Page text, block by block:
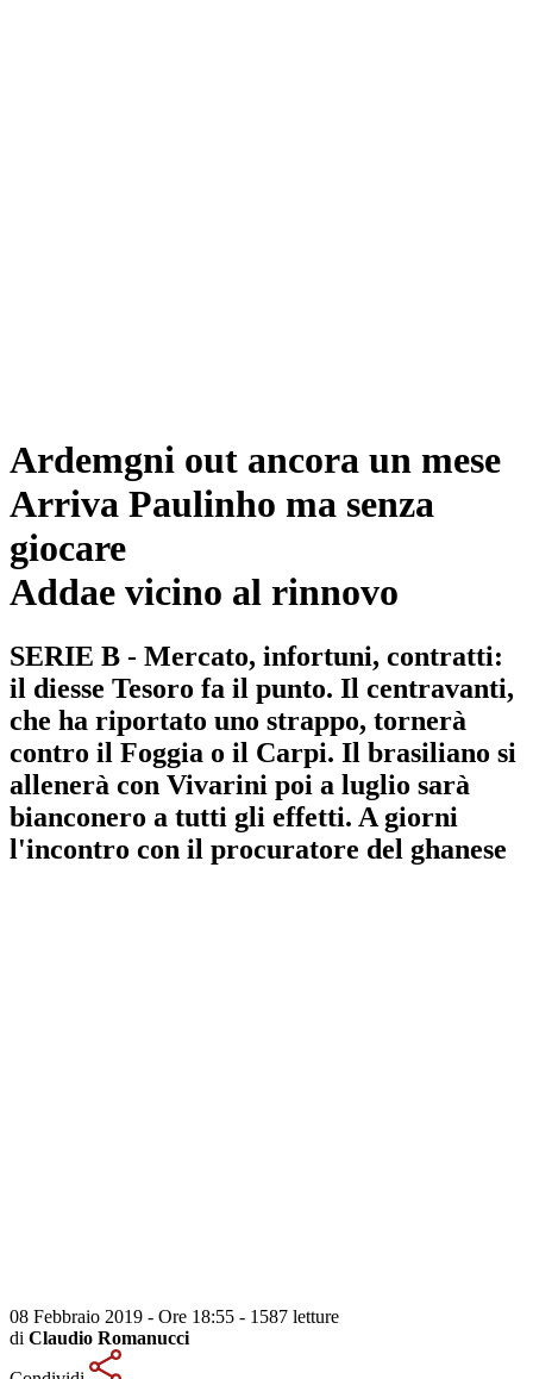
Ardemgni out ancora un mese
Arriva Paulinho ma senza
giocare
Addae vicino al rinnovo
SERIE B - Mercato, infortuni, contratti:
il diesse Tesoro fa il punto. Il centravanti,
che ha riportato uno strappo, tornerà
contro il Foggia o il Carpi. Il brasiliano si
allenerà con Vivarini poi a luglio sarà
bianconero a tutti gli effetti. A giorni
l'incontro con il procuratore del ghanese
08 Febbraio 2019 - Ore 18:55 - 1587 letture
di Claudio Romanucci